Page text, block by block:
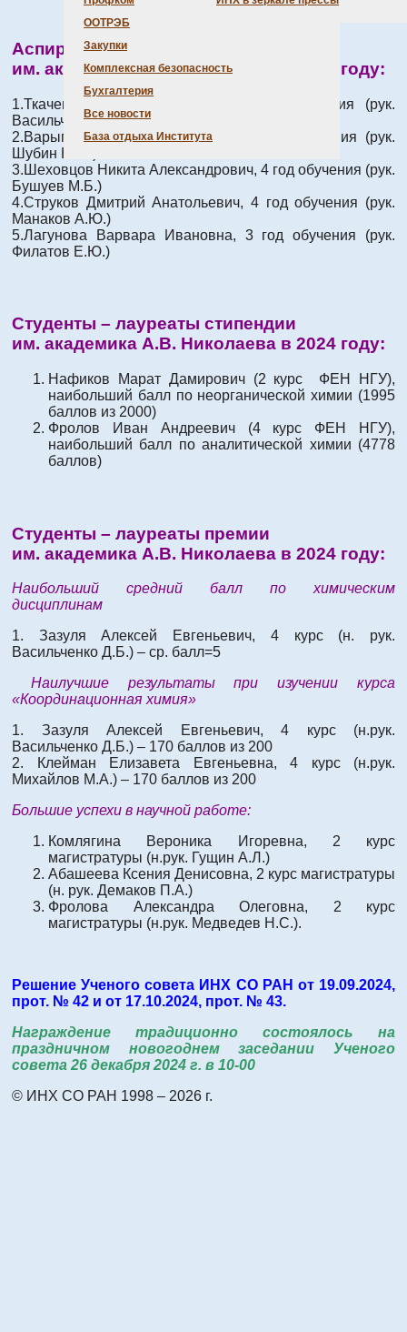
ООТРЭБ
Закупки
Комплексная безопасность
Бухгалтерия
Все новости
База отдыха Института
Аспиранты – лауреаты премии
им. академика А.В. Николаева в 2024 году:
1.Ткаченко Павел Андреевич, 2 год обучения (рук.
Васильченко Д.Б.)
2.Варыгин Андрей Дмитриевич, 2 год обучения (рук.
Шубин Ю.В.)
3.Шеховцов Никита Александрович, 4 год обучения (рук.
Бушуев М.Б.)
4.Струков Дмитрий Анатольевич, 4 год обучения (рук.
Манаков А.Ю.)
5.Лагунова Варвара Ивановна, 3 год обучения (рук.
Филатов Е.Ю.)
Студенты – лауреаты стипендии
им. академика А.В. Николаева в 2024 году:
Нафиков Марат Дамирович (2 курс ФЕН НГУ),
наибольший балл по неорганической химии (1995
баллов из 2000)
Фролов Иван Андреевич (4 курс ФЕН НГУ),
наибольший балл по аналитической химии (4778
баллов)
Студенты – лауреаты премии
им. академика А.В. Николаева в 2024 году:
Наибольший средний балл по химическим
дисциплинам
1. Зазуля Алексей Евгеньевич, 4 курс (н. рук.
Васильченко Д.Б.) – ср. балл=5
Наилучшие результаты при изучении курса
«Координационная химия»
1. Зазуля Алексей Евгеньевич, 4 курс (н.рук.
Васильченко Д.Б.) – 170 баллов из 200
2. Клейман Елизавета Евгеньевна, 4 курс (н.рук.
Михайлов М.А.) – 170 баллов из 200
Большие успехи в научной работе:
Комлягина Вероника Игоревна, 2 курс
магистратуры (н.рук. Гущин А.Л.)
Абашеева Ксения Денисовна, 2 курс магистратуры
(н. рук. Демаков П.А.)
Фролова Александра Олеговна, 2 курс
магистратуры (н.рук. Медведев Н.С.).
Решение Ученого совета ИНХ СО РАН от 19.09.2024,
прот. № 42 и от 17.10.2024, прот. № 43.
Награждение традиционно состоялось на
праздничном новогоднем заседании Ученого
совета 26 декабря 2024 г. в 10-00
© ИНХ СО РАН 1998 – 2026 г.